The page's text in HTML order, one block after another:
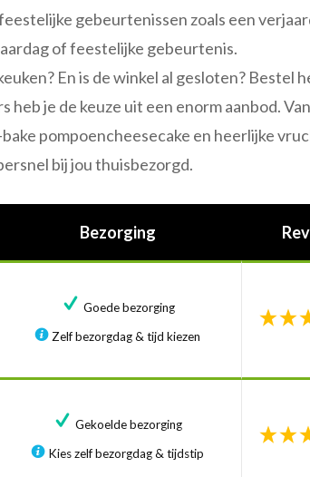
gebeurtenissen zoals een
of feestelijke gebeurtenis.
En is de winkel al gesloten? Bestel
heb je de keuze uit een enorm aanbod.
pompoencheesecake en heerlijke
bij jou thuisbezorgd.
Bezorging
Goede bezorging
Zelf bezorgdag & tijd kiezen
Gekoelde bezorging
Kies zelf bezorgdag & tijdstip